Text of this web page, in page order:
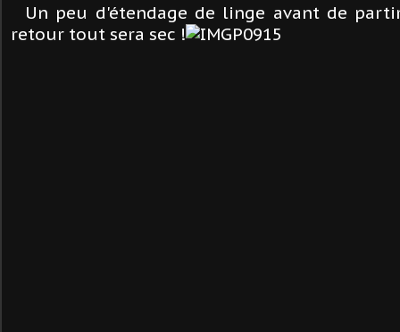
Un peu d'étendage de linge avant de
retour tout sera sec !